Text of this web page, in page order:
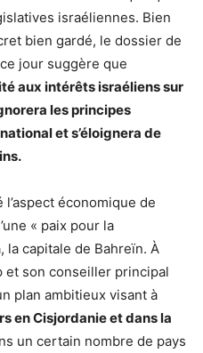
israéliennes. Bien
bien gardé, le dossier de
jour suggère que
aux intérêts israéliens sur
les principes
et s’éloignera de
l’aspect économique de
« paix pour la
la capitale de Bahreïn. À
et son conseiller principal
plan ambitieux visant à
en Cisjordanie et dans la
un certain nombre de pays